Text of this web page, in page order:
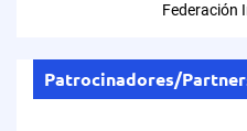
Federación
Patrocinadores/